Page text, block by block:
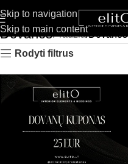
Skip to navigation
Skip to main content
DovanosPradžia Dovanos
Rodyti filtrus